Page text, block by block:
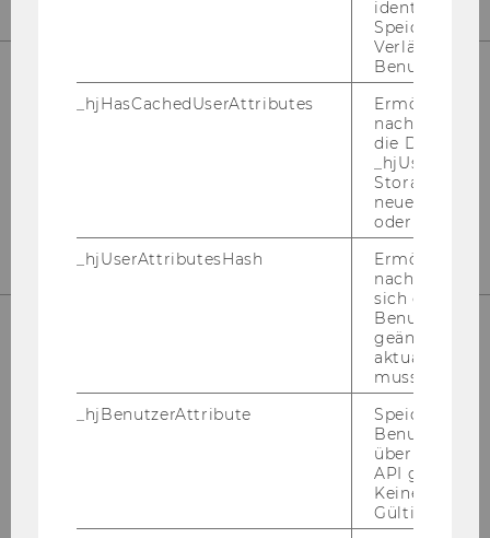
Kon­takt
identifizieren.
Verlängert
_hjHasCachedUserAttributes
Ermöglicht
die Daten in
Storage auf
neuesten
oder nicht.
_hjUserAttributesHash
Ermöglicht
sich ein
geändert hat
aktualisiert
muss.
_hjBenutzerAttribute
Speichert
über die
API gesendet
Keine